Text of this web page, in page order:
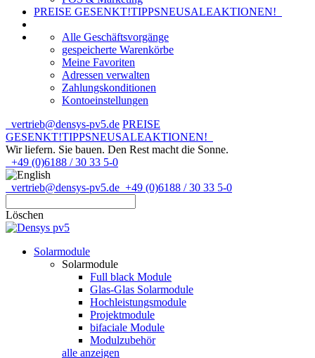
PREISE GESENKT!TIPPSNEUSALEAKTIONEN!
Alle Geschäftsvorgänge
gespeicherte Warenkörbe
Meine Favoriten
Adressen verwalten
Zahlungskonditionen
Kontoeinstellungen
vertrieb@densys-pv5.de PREISE
GESENKT!TIPPSNEUSALEAKTIONEN!
Wir liefern. Sie bauen. Den Rest macht die Sonne.
+49 (0)6188 / 30 33 5-0
vertrieb@densys-pv5.de +49 (0)6188 / 30 33 5-0
Löschen
Solarmodule
Solarmodule
Full black Module
Glas-Glas Solarmodule
Hochleistungsmodule
Projektmodule
bifaciale Module
Modulzubehör
alle anzeigen